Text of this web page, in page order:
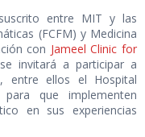
entre MIT y las
(FCFM) y Medicina
con Jameel Clinic for
invitará a participar a
entre ellos el Hospital
que implementen
en sus experiencias